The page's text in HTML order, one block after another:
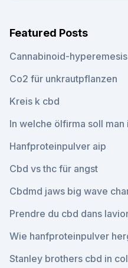
Featured Posts
Cannabinoid-
Co2 für unkrautpflanzen
Kreis k cbd
In welche ölfirma soll man
Hanfproteinpulver aip
Cbd vs thc für angst
Cbdmd jaws big wave
Prendre du cbd dans
Wie hanfproteinpulver
Stanley brothers cbd in